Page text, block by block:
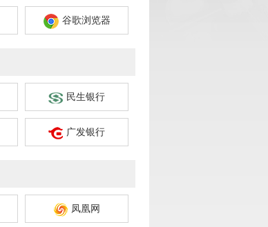
谷歌浏览器
民生银行
广发银行
凤凰网